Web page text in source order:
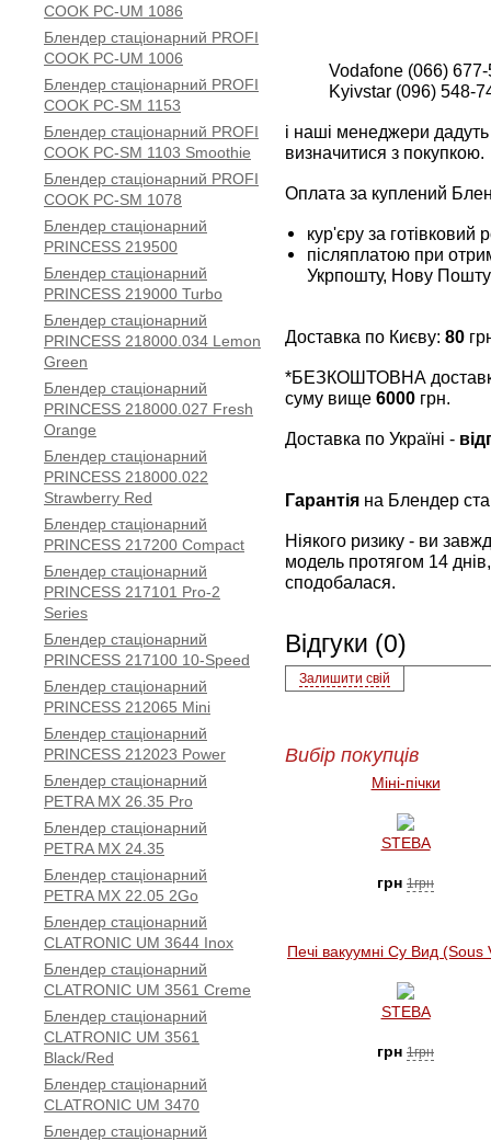
COOK PC-UM 1086
Блендер стаціонарний PROFI
COOK PC-UM 1006
Блендер стаціонарний PROFI
COOK PC-SM 1153
Блендер стаціонарний PROFI
COOK PC-SM 1103 Smoothie
Блендер стаціонарний PROFI
COOK PC-SM 1078
Блендер стаціонарний
PRINCESS 219500
Блендер стаціонарний
PRINCESS 219000 Turbo
Блендер стаціонарний
PRINCESS 218000.034 Lemon
Green
Блендер стаціонарний
PRINCESS 218000.027 Fresh
Orange
Блендер стаціонарний
PRINCESS 218000.022
Strawberry Red
Блендер стаціонарний
PRINCESS 217200 Compact
Блендер стаціонарний
PRINCESS 217101 Pro-2
Series
Блендер стаціонарний
PRINCESS 217100 10-Speed
Блендер стаціонарний
PRINCESS 212065 Mini
Блендер стаціонарний
PRINCESS 212023 Power
Блендер стаціонарний
PETRA MX 26.35 Pro
Блендер стаціонарний
PETRA MX 24.35
Блендер стаціонарний
PETRA MX 22.05 2Go
Блендер стаціонарний
CLATRONIC UM 3644 Inox
Блендер стаціонарний
CLATRONIC UM 3561 Creme
Блендер стаціонарний
CLATRONIC UM 3561
Black/Red
Блендер стаціонарний
CLATRONIC UM 3470
Блендер стаціонарний
Vodafone (066)
Kyivstar (096) 548-
і наші менеджери
визначитися з покупкою.
Оплата за куплений
кур'єру за готівковий
післяплатою при
Укрпошту, Нову
Доставка по Києву: 80
*БЕЗКОШТОВНА
суму вище 6000 грн.
Доставка по Україні -
Гарантія на Блендер
Ніякого ризику - ви
модель протягом 14
сподобалася.
Відгуки (0)
Залишити свій
Вибір покупців
Міні-пічки
STEBA
грн 1грн
Печі вакуумні Су Вид (Sous
STEBA
грн 1грн